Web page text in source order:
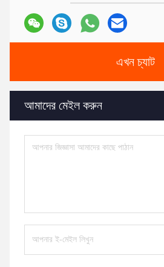
এখন চ্যাট
আমাদের মেইল করুন